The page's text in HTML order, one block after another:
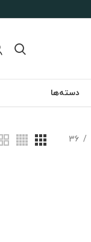
دسته‌ها
36